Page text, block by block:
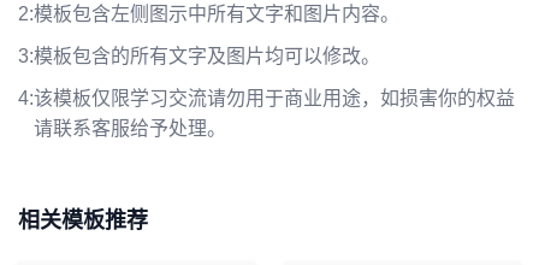
2:模板包含左侧图示中所有文字和图片内容。
3:模板包含的所有文字及图片均可以修改。
4:该模板仅限学习交流请勿用于商业用途，如损害你的权益
请联系客服给予处理。
相关模板推荐